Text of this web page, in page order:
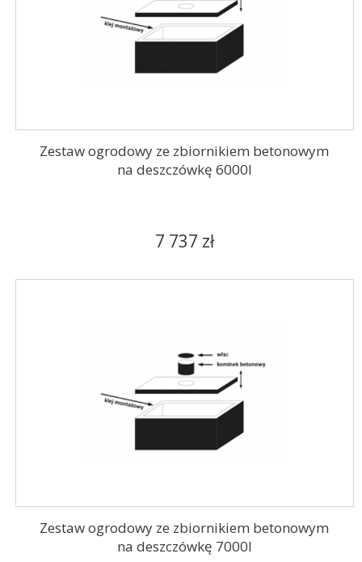
Zestaw ogrodowy ze zbiornikiem betonowym
na deszczówkę 6000l
7 737 zł
Zestaw ogrodowy ze zbiornikiem betonowym
na deszczówkę 7000l